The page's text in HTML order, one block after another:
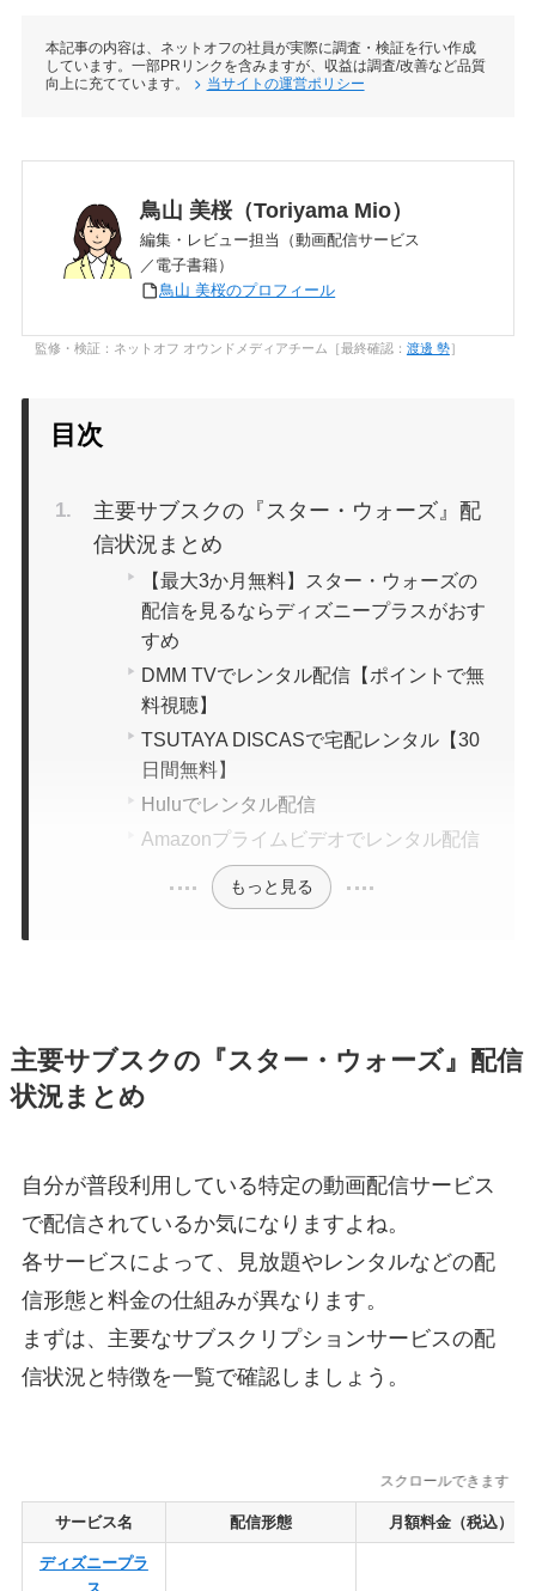
本記事の内容は、ネットオフの社員が実際に調査・検証を行い作成
しています。一部PRリンクを含みますが、収益は調査/改善など品質
向上に充てています。
当サイトの運営ポリシー
鳥山 美桜（Toriyama Mio）
編集・レビュー担当（動画配信サービス
／電子書籍）
鳥山 美桜のプロフィール
監修・検証：ネットオフ オウンドメディアチーム［最終確認： 渡邊 勢］
目次
主要サブスクの『スター・ウォーズ』配
信状況まとめ
【最大3か月無料】スター・ウォーズの
配信を見るならディズニープラスがおす
すめ
DMM TVでレンタル配信【ポイントで無
料視聴】
TSUTAYA DISCASで宅配レンタル【30
日間無料】
Huluでレンタル配信
Amazonプライムビデオでレンタル配信
もっと見る
主要サブスクの『スター・ウォーズ』配信
状況まとめ
自分が普段利用している特定の動画配信サービス
で配信されているか気になりますよね。
各サービスによって、見放題やレンタルなどの配
信形態と料金の仕組みが異なります。
まずは、主要なサブスクリプションサービスの配
信状況と特徴を一覧で確認しましょう。
スクロールできます
サービス名 配信形態 月額料金（税込）
ディズニープラ